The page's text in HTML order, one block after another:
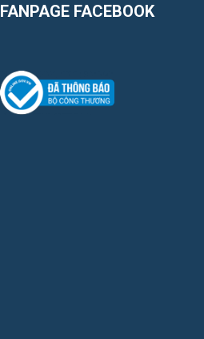
FANPAGE FACEBOOK